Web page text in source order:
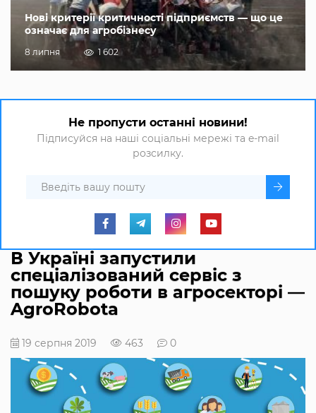
Нові критерії критичності підприємств — що це
означає для агробізнесу
8 липня 1 602
Не пропусти останні новини!
Підписуйся на наші соціальні мережі та e-mail
розсилку.
В Україні запустили
спеціалізований сервіс з
пошуку роботи в агросекторі —
AgroRobota
19 серпня 2019 463 0